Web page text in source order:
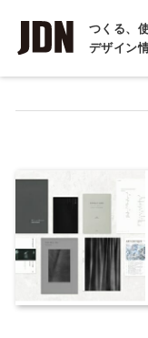
つくる、
デザイン
インタビュー
コラム